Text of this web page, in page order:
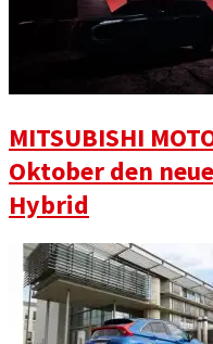
MITSUBISHI
Oktober den
Hybrid